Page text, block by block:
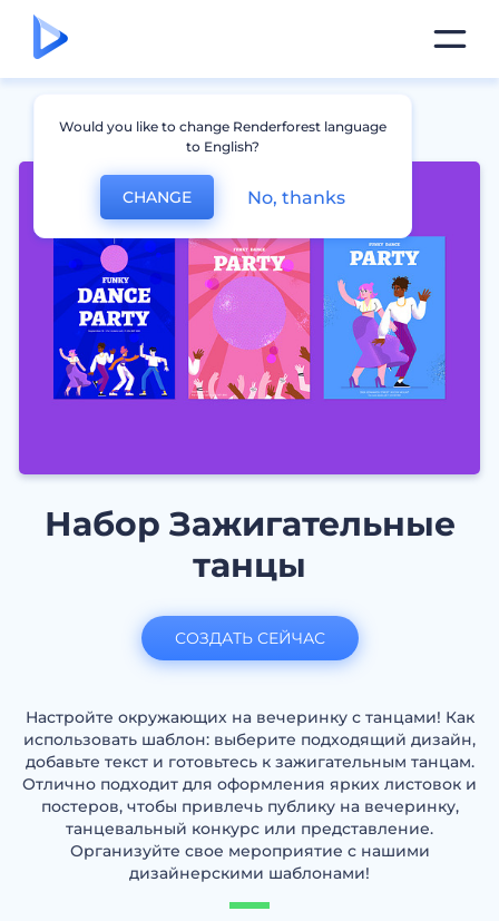
Набор Зажигательные
танцы
Настройте окружающих на вечеринку с танцами! Как
использовать шаблон: выберите подходящий дизайн,
добавьте текст и готовьтесь к зажигательным танцам.
Отлично подходит для оформления ярких листовок и
постеров, чтобы привлечь публику на вечеринку,
танцевальный конкурс или представление.
Организуйте свое мероприятие с нашими
дизайнерскими шаблонами!
СОЗДАТЬ СЕЙЧАС
Would you like to change Renderforest language
to English?
CHANGE No, thanks